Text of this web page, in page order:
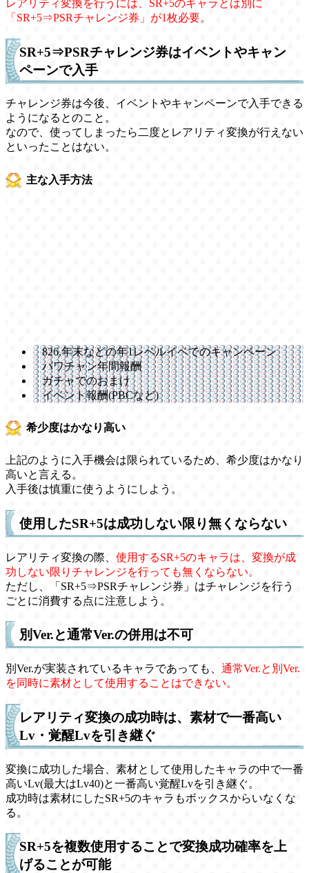
レアリティ変換を行うには、SR+5のキャラとは別に
「SR+5⇒PSRチャレンジ券」が1枚必要。
SR+5⇒PSRチャレンジ券はイベントやキャン
ペーンで入手
チャレンジ券は今後、イベントやキャンペーンで入手できる
ようになるとのこと。
なので、使ってしまったら二度とレアリティ変換が行えない
といったことはない。
主な入手方法
826,年末などの年1レベルイベでのキャンペーン
パワチャン年間報酬
ガチャでのおまけ
イベント報酬(PBCなど)
希少度はかなり高い
上記のように入手機会は限られているため、希少度はかなり
高いと言える。
入手後は慎重に使うようにしよう。
使用したSR+5は成功しない限り無くならない
レアリティ変換の際、 使用するSR+5のキャラは、変換が成
功しない限りチャレンジを行っても無くならない。
ただし、「SR+5⇒PSRチャレンジ券」はチャレンジを行う
ごとに消費する点に注意しよう。
別Ver.と通常Ver.の併用は不可
別Ver.が実装されているキャラであっても、 通常Ver.と別Ver.
を同時に素材として使用することはできない。
レアリティ変換の成功時は、素材で一番高い
Lv・覚醒Lvを引き継ぐ
変換に成功した場合、素材として使用したキャラの中で一番
高いLv(最大はLv40)と一番高い覚醒Lvを引き継ぐ。
成功時は素材にしたSR+5のキャラもボックスからいなくな
る。
SR+5を複数使用することで変換成功確率を上
げることが可能